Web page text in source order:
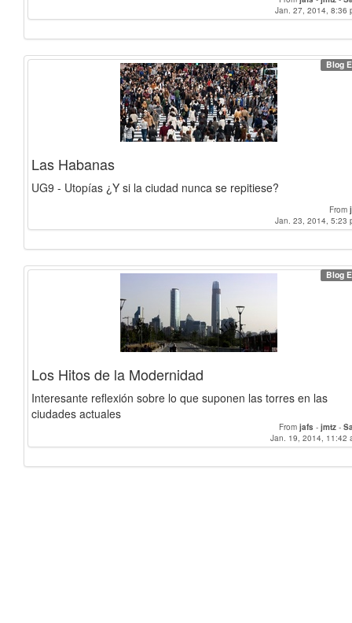
Jan. 27, 2014, 8:36
Blog
Las Habanas
UG9 - Utopías ¿Y si la ciudad nunca se repitiese?
From
Jan. 23, 2014, 5:23
Blog
Los Hitos de la Modernidad
Interesante reflexión sobre lo que suponen las torres en las
ciudades actuales
From jafs - jmtz -
Jan. 19, 2014, 11:42